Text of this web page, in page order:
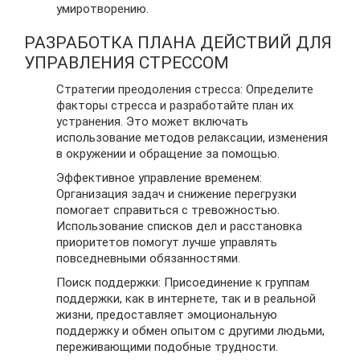
умиротворению.
РАЗРАБОТКА ПЛАНА ДЕЙСТВИЙ ДЛЯ
УПРАВЛЕНИЯ СТРЕССОМ
Стратегии преодоления стресса: Определите
факторы стресса и разработайте план их
устранения. Это может включать
использование методов релаксации, изменения
в окружении и обращение за помощью.
Эффективное управление временем:
Организация задач и снижение перегрузки
помогает справиться с тревожностью.
Использование списков дел и расстановка
приоритетов помогут лучше управлять
повседневными обязанностями.
Поиск поддержки: Присоединение к группам
поддержки, как в интернете, так и в реальной
жизни, предоставляет эмоциональную
поддержку и обмен опытом с другими людьми,
переживающими подобные трудности.